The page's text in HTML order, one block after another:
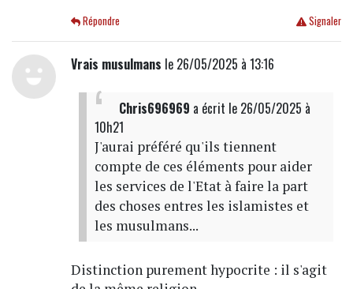
Signaler
Répondre
Vrais musulmans le 26/05/2025 à 13:16
Chris696969 a écrit le 26/05/2025 à
10h21
J'aurai préféré qu'ils tiennent
compte de ces éléments pour aider
les services de l'Etat à faire la part
des choses entres les islamistes et
les musulmans...
Distinction purement hypocrite : il s'agit